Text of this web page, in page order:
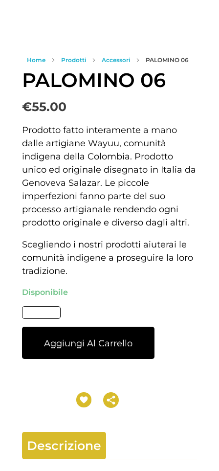
Home Prodotti Accessori PALOMINO 06
PALOMINO 06
€55.00
Prodotto fatto interamente a mano
dalle artigiane Wayuu, comunità
indigena della Colombia. Prodotto
unico ed originale disegnato in Italia da
Genoveva Salazar. Le piccole
imperfezioni fanno parte del suo
processo artigianale rendendo ogni
prodotto originale e diverso dagli altri.
Scegliendo i nostri prodotti aiuterai le
comunità indigene a proseguire la loro
tradizione.
Disponibile
Aggiungi Al Carrello
Descrizione